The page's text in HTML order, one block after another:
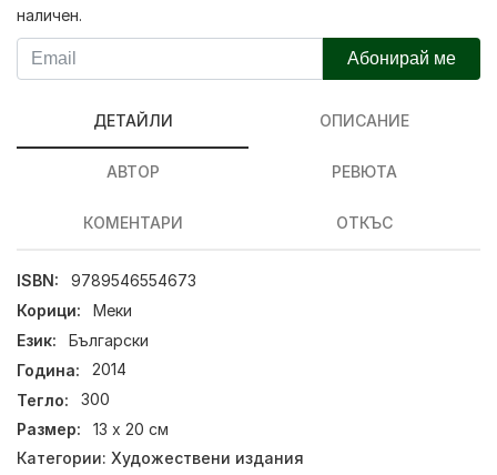
наличен.
Абонирай ме
ДЕТАЙЛИ ОПИСАНИЕ
АВТОР РЕВЮТА
КОМЕНТАРИ ОТКЪС
ISBN:
9789546554673
Корици:
Меки
Език:
Български
Година:
2014
Тегло:
300
Размер:
13 х 20 см
Категории: Художествени издания